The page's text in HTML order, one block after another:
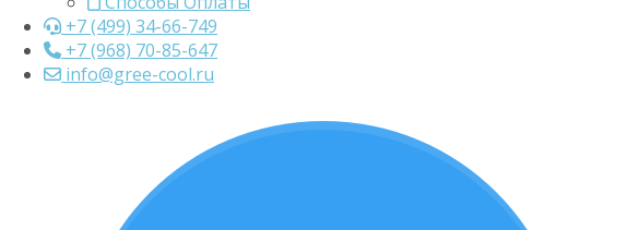
+7 (499) 34-66-749
+7 (968) 70-85-647
info@gree-cool.ru